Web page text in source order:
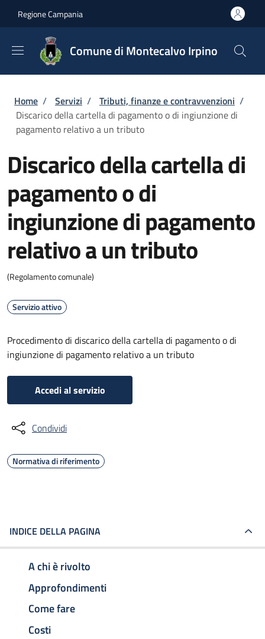
Regione Campania
Comune di Montecalvo Irpino
Briciole di pane
Home / Servizi / Tributi, finanze e contravvenzioni /
Discarico della cartella di pagamento o di ingiunzione di
pagamento relativo a un tributo
Discarico della cartella di
pagamento o di
ingiunzione di pagamento
relativo a un tributo
(Regolamento comunale)
Servizio attivo
Procedimento di discarico della cartella di pagamento o di
ingiunzione di pagamento relativo a un tributo
Accedi al servizio
Condividi
Normativa di riferimento
INDICE DELLA PAGINA
A chi è rivolto
Approfondimenti
Come fare
Costi